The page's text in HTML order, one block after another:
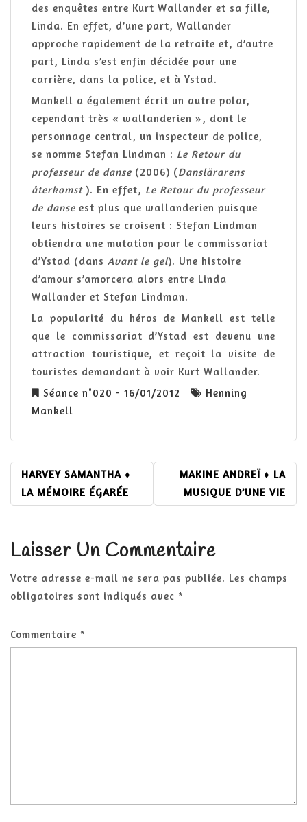
des enquêtes entre Kurt Wallander et sa fille,
Linda. En effet, d’une part, Wallander
approche rapidement de la retraite et, d’autre
part, Linda s’est enfin décidée pour une
carrière, dans la police, et à Ystad.
Mankell a également écrit un autre polar,
cependant très « wallanderien », dont le
personnage central, un inspecteur de police,
se nomme Stefan Lindman : Le Retour du
professeur de danse (2006) (Danslärarens
återkomst). En effet, Le Retour du professeur
de danse est plus que wallanderien puisque
leurs histoires se croisent : Stefan Lindman
obtiendra une mutation pour le commissariat
d’Ystad (dans Avant le gel). Une histoire
d’amour s’amorcera alors entre Linda
Wallander et Stefan Lindman.
La popularité du héros de Mankell est telle
que le commissariat d’Ystad est devenu une
attraction touristique, et reçoit la visite de
touristes demandant à voir Kurt Wallander.
Séance n°020 - 16/01/2012
Henning
Mankell
NAVIGATION
DE
L’ARTICLE
HARVEY SAMANTHA ♦
LA MÉMOIRE ÉGARÉE
MAKINE ANDREÏ ♦ LA
MUSIQUE D’UNE VIE
Laisser Un Commentaire
Votre adresse e-mail ne sera pas publiée. Les champs
obligatoires sont indiqués avec *
Commentaire *